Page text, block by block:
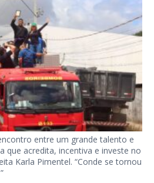
entre um grande talento e
que acredita, incentiva e investe no
Karla Pimentel. “Conde se tornou